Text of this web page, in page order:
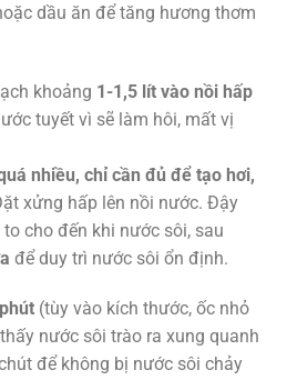
dầu ăn để tăng hương thơm
khoảng 1-1,5 lít vào nồi hấp
tuyết vì sẽ làm hôi, mất vị
nhiều, chỉ cần đủ để tạo hơi,
xửng hấp lên nồi nước. Đậy
cho đến khi nước sôi, sau
để duy trì nước sôi ổn định.
(tùy vào kích thước, ốc nhỏ
nước sôi trào ra xung quanh
để không bị nước sôi chảy